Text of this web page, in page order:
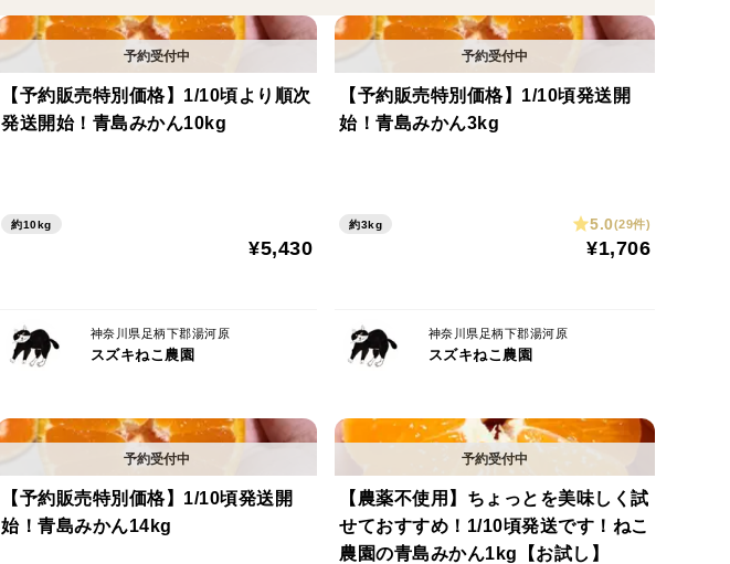
【予約販売特別価格】1/10頃より順次
発送開始！青島みかん10kg
約10kg
¥5,430
神奈川県足柄下郡湯河原
スズキねこ農園
【予約販売特別価格】1/10頃発送開
始！青島みかん3kg
約3kg 5.0(29件)
¥1,706
神奈川県足柄下郡湯河原
スズキねこ農園
【予約販売特別価格】1/10頃発送開
始！青島みかん14kg
【農薬不使用】ちょっとを美味しく試
せておすすめ！1/10頃発送です！ねこ
農園の青島みかん1kg【お試し】